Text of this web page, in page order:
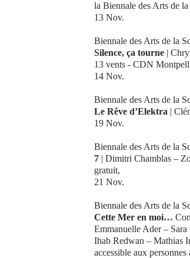
la Biennale des Arts de
13 Nov.
Biennale des Arts de la
Silence, ça tourne |
13 vents - CDN
14 Nov.
Biennale des Arts de la
Le Rêve d’Elektra |
19 Nov.
Biennale des Arts de la
7 | Dimitri Chamblas –
gratuit,
21 Nov.
Biennale des Arts de la
Cette Mer en moi…
Emmanuelle Ader –
Ihab Redwan – Mathias
accessible aux